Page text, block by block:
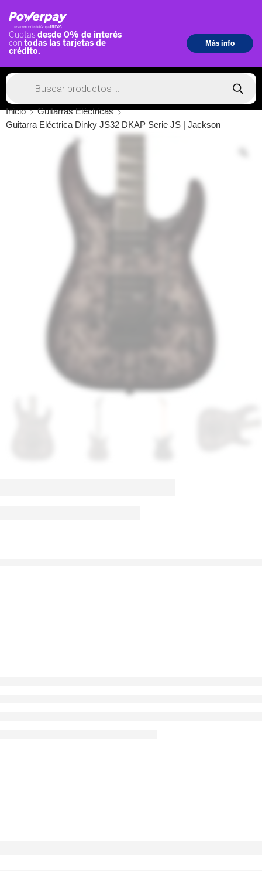
Inicio
Guitarras Eléctricas
Guitarra Eléctrica Dinky JS32 DKAP Serie JS | Jackson